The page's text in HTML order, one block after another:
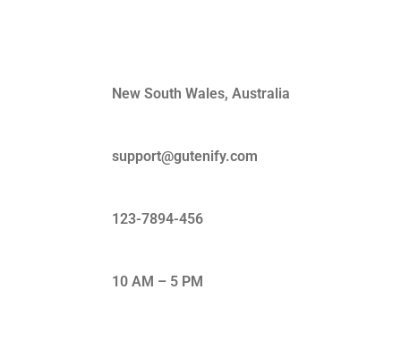
New South Wales, Australia
support@gutenify.com
123-7894-456
10 AM – 5 PM